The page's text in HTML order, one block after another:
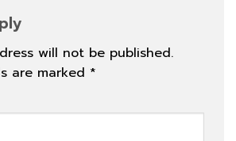
will not be published.
are marked *